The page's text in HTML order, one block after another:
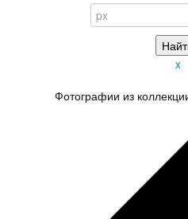
x
Фотографии из